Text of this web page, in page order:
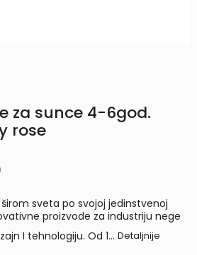
za sunce 4-6god.
rose
sveta po svojoj jedinstvenoj
proizvode za industriju nege
I tehnologiju. Od 1... Detaljnije